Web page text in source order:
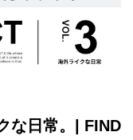
な日常。| FIND